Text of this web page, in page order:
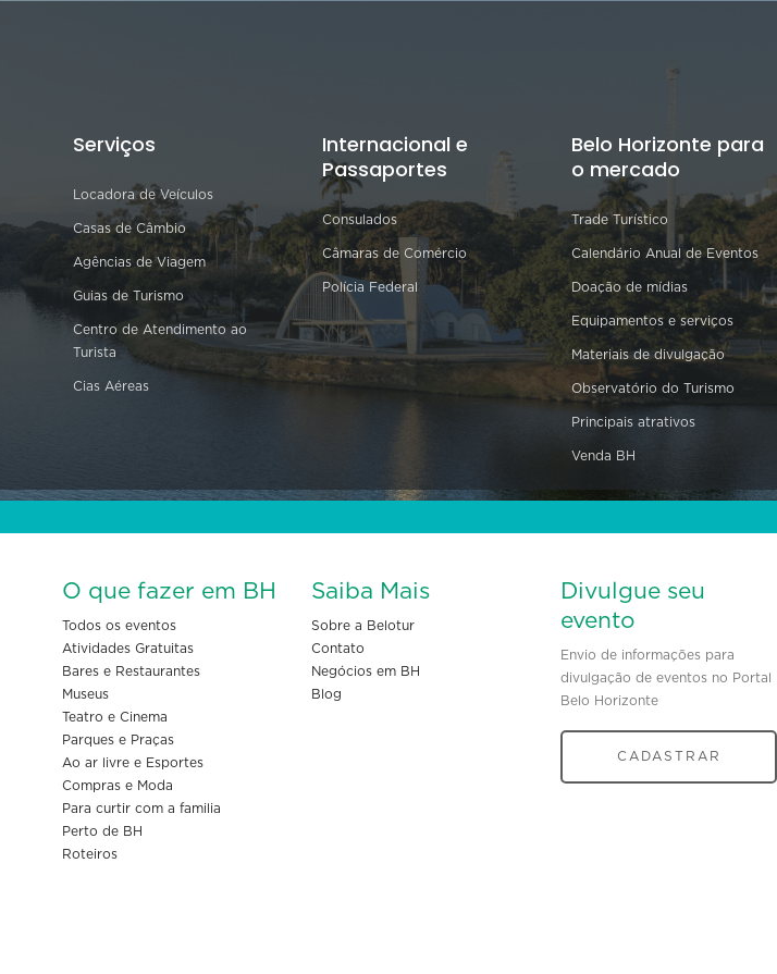
Serviços
Locadora de Veículos
Casas de Câmbio
Agências de Viagem
Guias de Turismo
Centro de Atendimento ao
Turista
Cias Aéreas
Internacional e
Passaportes
Consulados
Câmaras de Comércio
Polícia Federal
Belo Horizonte para
o mercado
Trade Turístico
Calendário Anual de Eventos
Doação de mídias
Equipamentos e serviços
Materiais de divulgação
Observatório do Turismo
Principais atrativos
Venda BH
O que fazer em BH
Todos os eventos
Atividades Gratuitas
Bares e Restaurantes
Museus
Teatro e Cinema
Parques e Praças
Ao ar livre e Esportes
Compras e Moda
Para curtir com a familia
Perto de BH
Roteiros
Saiba Mais
Sobre a Belotur
Contato
Negócios em BH
Blog
Divulgue seu
evento
Envio de informações para
divulgação de eventos no Portal
Belo Horizonte
CADASTRAR